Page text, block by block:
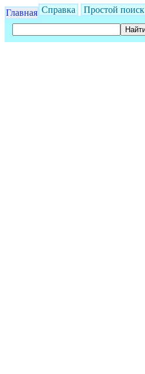
Главная Справка Простой поиск